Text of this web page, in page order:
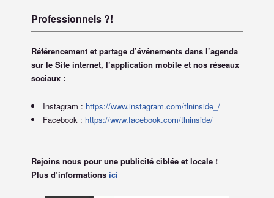
Professionnels ?!
Référencement et partage d’événements dans l’agenda
sur le Site internet, l’application mobile et nos réseaux
sociaux :
Instagram : https://www.instagram.com/tlninside_/
Facebook : https://www.facebook.com/tlninside/
Rejoins nous pour une publicité ciblée et locale !
Plus d’informations ici